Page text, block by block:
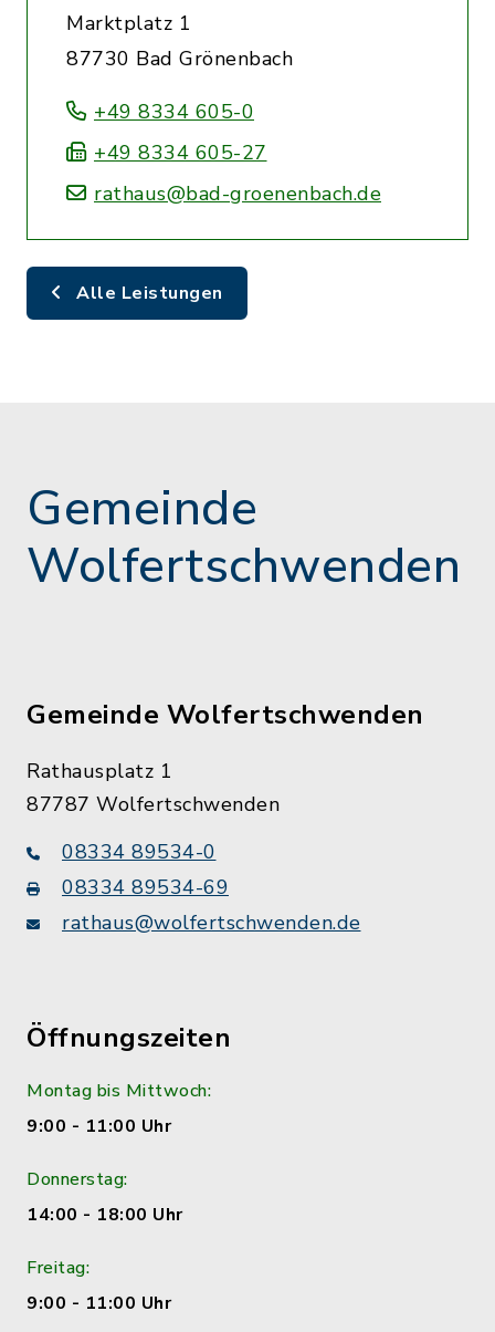
Marktplatz 1
87730 Bad Grönenbach
+49 8334 605-0
+49 8334 605-27
rathaus@bad-groenenbach.de
Alle Leistungen
Gemeinde
Wolfertschwenden
Gemeinde Wolfertschwenden
Rathausplatz 1
87787 Wolfertschwenden
08334 89534-0
08334 89534-69
rathaus@wolfertschwenden.de
Öffnungszeiten
Montag bis Mittwoch:
9:00 - 11:00 Uhr
Donnerstag:
14:00 - 18:00 Uhr
Freitag:
9:00 - 11:00 Uhr